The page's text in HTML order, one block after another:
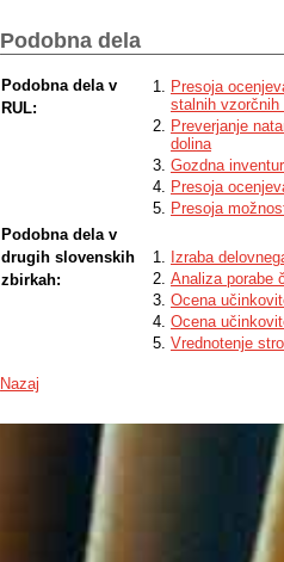
Podobna dela
Podobna dela v
RUL:
Presoja
stalnih vzorčnih
Preverjanje
dolina
Gozdna
Presoja
Presoja
Podobna dela v
drugih slovenskih
zbirkah:
Izraba
Analiza porabe
Ocena
Ocena
Vrednotenje
Nazaj